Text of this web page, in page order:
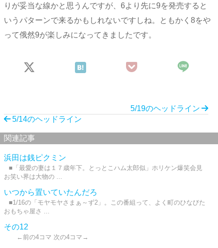
りが妥当な線かと思うんですが、6より先に9を発売すると
いうパターンで来るかもしれないですしね。ともかく8をや
って俄然9が楽しみになってきましたです。
5/19のヘッドライン
5/14のヘッドライン
関連記事
浜田は銭ピクミン
■「最愛の妻は１７歳年下。とっとこハム太郎似」ホリケン爆笑会見
お笑い界は大物の ...
いつから置いていたんだろ
■1/16の「モヤモヤさまぁ～ず2」。この番組って、よく町のひなびた
おもちゃ屋さ ...
その12
←前の4コマ 次の4コマ→